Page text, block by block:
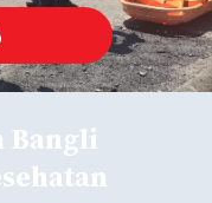
Bangli